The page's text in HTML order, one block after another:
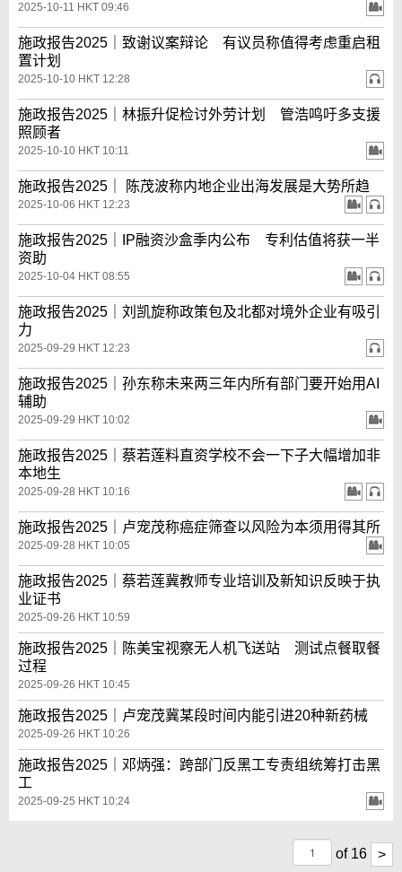
2025-10-11 HKT 09:46
施政报告2025｜致谢议案辩论 有议员称值得考虑重启租
置计划
2025-10-10 HKT 12:28
施政报告2025｜林振升促检讨外劳计划 管浩鸣吁多支援
照顾者
2025-10-10 HKT 10:11
施政报告2025｜ 陈茂波称内地企业出海发展是大势所趋
2025-10-06 HKT 12:23
施政报告2025｜IP融资沙盒季内公布 专利估值将获一半
资助
2025-10-04 HKT 08:55
施政报告2025｜刘凯旋称政策包及北都对境外企业有吸引
力
2025-09-29 HKT 12:23
施政报告2025｜孙东称未来两三年内所有部门要开始用AI
辅助
2025-09-29 HKT 10:02
施政报告2025｜蔡若莲料直资学校不会一下子大幅增加非
本地生
2025-09-28 HKT 10:16
施政报告2025｜卢宠茂称癌症筛查以风险为本须用得其所
2025-09-28 HKT 10:05
施政报告2025｜蔡若莲冀教师专业培训及新知识反映于执
业证书
2025-09-26 HKT 10:59
施政报告2025｜陈美宝视察无人机飞送站 测试点餐取餐
过程
2025-09-26 HKT 10:45
施政报告2025｜卢宠茂冀某段时间内能引进20种新药械
2025-09-26 HKT 10:26
施政报告2025｜邓炳强：跨部门反黑工专责组统筹打击黑
工
2025-09-25 HKT 10:24
of 16 >